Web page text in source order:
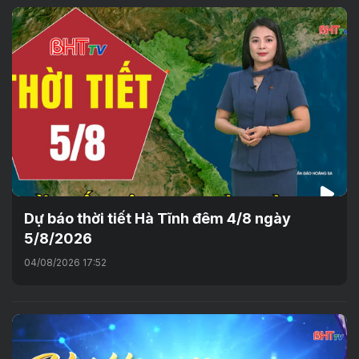
Dự báo thời tiết Hà Tĩnh đêm 4/8 ngày
5/8/2026
04/08/2026 17:52